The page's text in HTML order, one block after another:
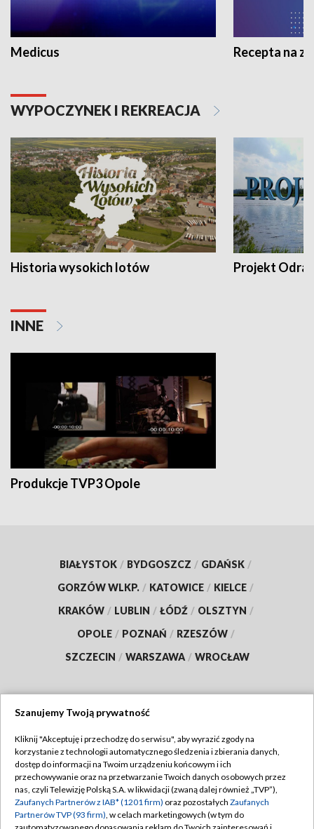
Medicus Recepta na
WYPOCZYNEK I REKREACJA
Historia wysokich lotów Projekt Odra
INNE
Produkcje TVP3 Opole
BIAŁYSTOK / BYDGOSZCZ / GDAŃSK /
GORZÓW WLKP. / KATOWICE / KIELCE /
KRAKÓW / LUBLIN / ŁÓDŹ / OLSZTYN /
OPOLE / POZNAŃ / RZESZÓW /
SZCZECIN / WARSZAWA / WROCŁAW
TVP
Abonament TVP
Emisja w TVP
Centrum informacji TVP
Regulamin TVP
Polityka prywatności
Moje zgody
Szanujemy Twoją prywatność
Kliknij "Akceptuję i przechodzę do serwisu", aby wyrazić zgody na
korzystanie z technologii automatycznego śledzenia i zbierania danych,
dostęp do informacji na Twoim urządzeniu końcowym i ich
przechowywanie oraz na przetwarzanie Twoich danych osobowych przez
nas, czyli Telewizję Polską S.A. w likwidacji (zwaną dalej również „TVP”),
Zaufanych Partnerów z IAB* (1201 firm) oraz pozostałych Zaufanych
Partnerów TVP (93 firm), w celach marketingowych (w tym do